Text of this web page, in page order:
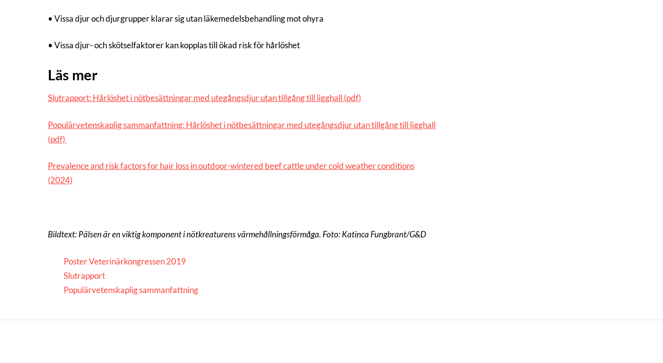
• Vissa djur och djurgrupper klarar sig utan läkemedelsbehandling mot ohyra
• Vissa djur- och skötselfaktorer kan kopplas till ökad risk för hårlöshet
Läs mer
Slutrapport: Hårlöshet i nötbesättningar med utegångsdjur utan tillgång till ligghall (pdf)
Populärvetenskaplig sammanfattning: Hårlöshet i nötbesättningar med utegångsdjur utan tillgång till ligghall
(pdf)
Prevalence and risk factors for hair loss in outdoor-wintered beef cattle under cold weather conditions
(2024)
Bildtext: Pälsen är en viktig komponent i nötkreaturens värmehållningsförmåga. Foto: Katinca Fungbrant/G&D
Poster Veterinärkongressen 2019
Slutrapport
Populärvetenskaplig sammanfattning